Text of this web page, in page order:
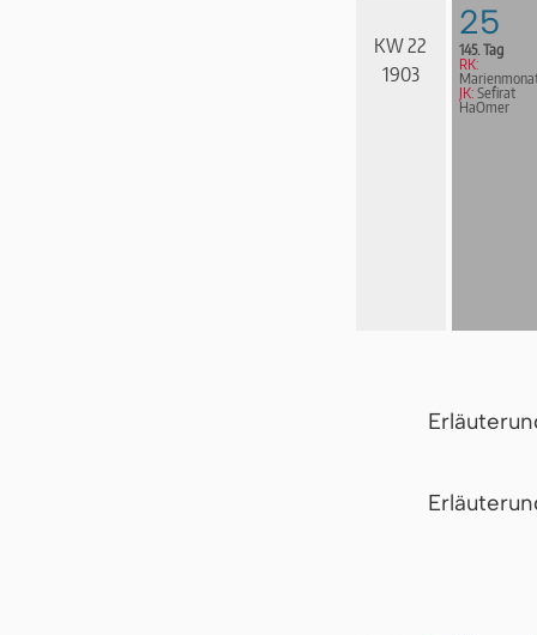
KW 22
1903
25
145. Tag
RK:
JK: Sefirat
HaOmer